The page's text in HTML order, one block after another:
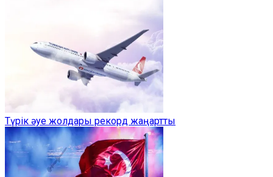
Түрік әуе жолдары рекорд жаңартты